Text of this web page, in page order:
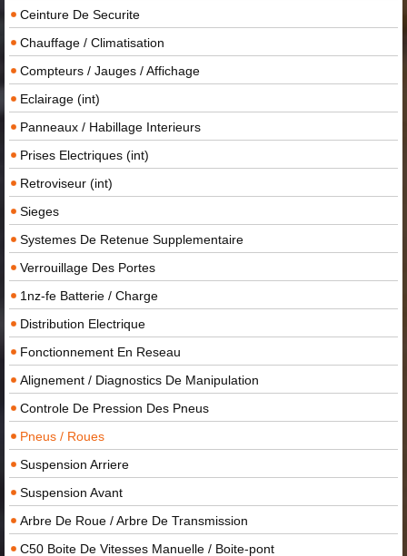
Ceinture De Securite
Chauffage / Climatisation
Compteurs / Jauges / Affichage
Eclairage (int)
Panneaux / Habillage Interieurs
Prises Electriques (int)
Retroviseur (int)
Sieges
Systemes De Retenue Supplementaire
Verrouillage Des Portes
1nz-fe Batterie / Charge
Distribution Electrique
Fonctionnement En Reseau
Alignement / Diagnostics De Manipulation
Controle De Pression Des Pneus
Pneus / Roues
Suspension Arriere
Suspension Avant
Arbre De Roue / Arbre De Transmission
C50 Boite De Vitesses Manuelle / Boite-pont